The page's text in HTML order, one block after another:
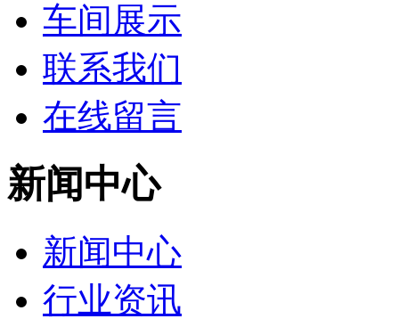
车间展示
联系我们
在线留言
新闻中心
新闻中心
行业资讯